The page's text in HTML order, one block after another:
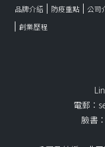
品牌介紹 防疫重點 公司
創業歷程
電郵：
臉書